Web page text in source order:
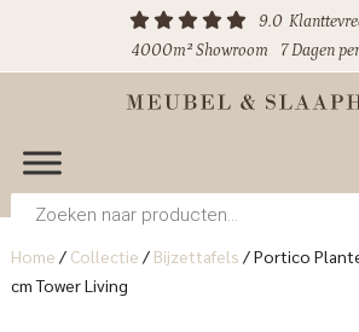
9.0
4000m² Showroom
7 Dagen
Producten
zoeken
Home / Collectie / Bijzettafels /Portico
cm Tower Living